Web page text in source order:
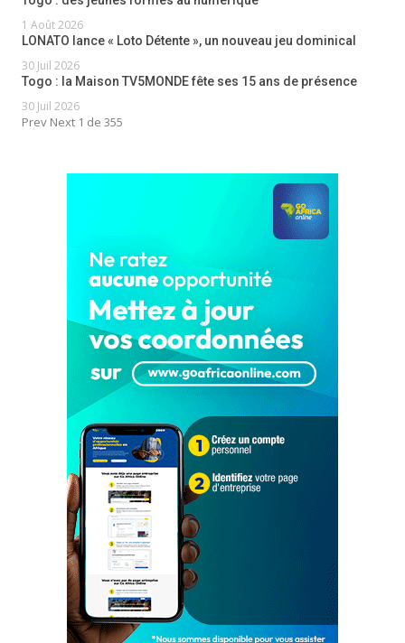
1 Août 2026
LONATO lance « Loto Détente », un nouveau jeu dominical
30 Juil 2026
Togo : la Maison TV5MONDE fête ses 15 ans de présence
30 Juil 2026
Prev Next 1 de 355